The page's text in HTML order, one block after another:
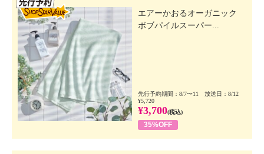
エアーかおるオーガニック
ボブパイルスーパー...
先行予約期間：8/7〜11 放送日：8/12
¥5,720
¥3,700(税込)
35%OFF